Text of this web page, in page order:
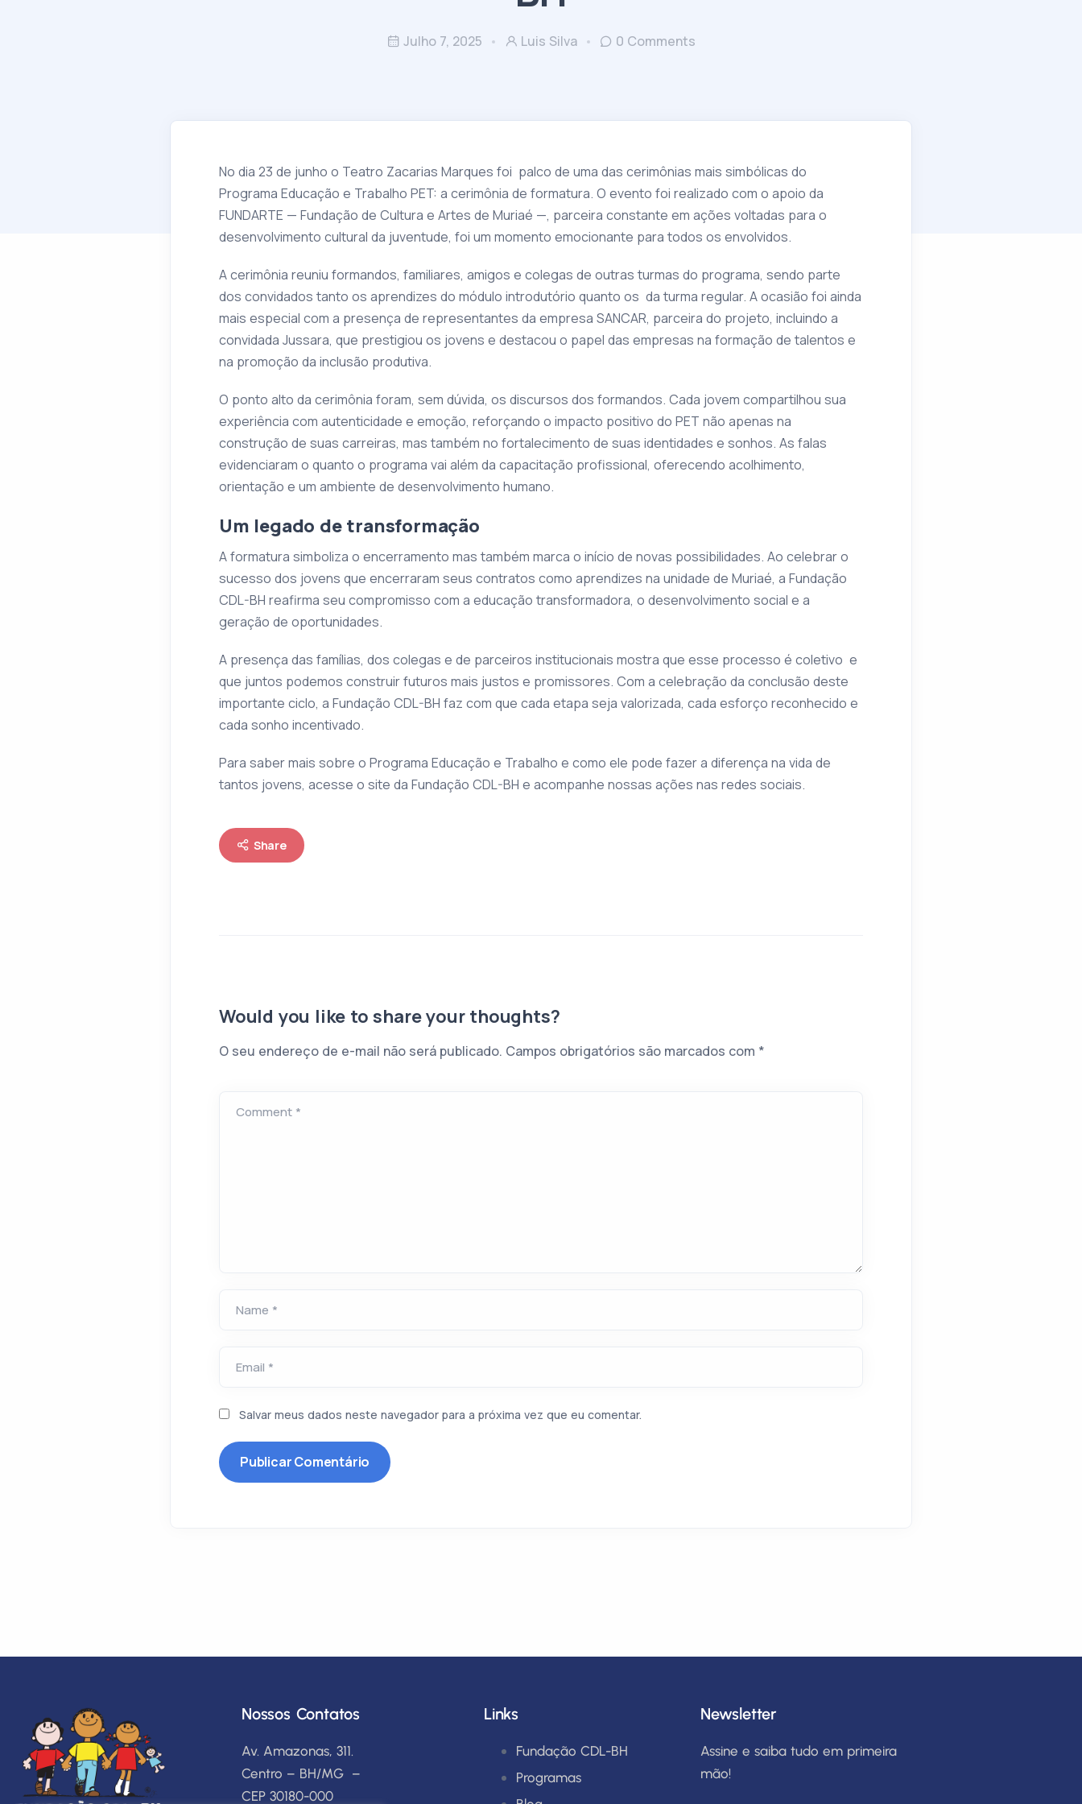
Julho 7, 2025 Luis Silva 0 Comments
No dia 23 de junho o Teatro Zacarias Marques foi palco de uma das cerimônias mais simbólicas do
Programa Educação e Trabalho PET: a cerimônia de formatura. O evento foi realizado com o apoio da
FUNDARTE — Fundação de Cultura e Artes de Muriaé —, parceira constante em ações voltadas para o
desenvolvimento cultural da juventude, foi um momento emocionante para todos os envolvidos.
A cerimônia reuniu formandos, familiares, amigos e colegas de outras turmas do programa, sendo parte
dos convidados tanto os aprendizes do módulo introdutório quanto os da turma regular. A ocasião foi ainda
mais especial com a presença de representantes da empresa SANCAR, parceira do projeto, incluindo a
convidada Jussara, que prestigiou os jovens e destacou o papel das empresas na formação de talentos e
na promoção da inclusão produtiva.
O ponto alto da cerimônia foram, sem dúvida, os discursos dos formandos. Cada jovem compartilhou sua
experiência com autenticidade e emoção, reforçando o impacto positivo do PET não apenas na
construção de suas carreiras, mas também no fortalecimento de suas identidades e sonhos. As falas
evidenciaram o quanto o programa vai além da capacitação profissional, oferecendo acolhimento,
orientação e um ambiente de desenvolvimento humano.
Um legado de transformação
A formatura simboliza o encerramento mas também marca o início de novas possibilidades. Ao celebrar o
sucesso dos jovens que encerraram seus contratos como aprendizes na unidade de Muriaé, a Fundação
CDL-BH reafirma seu compromisso com a educação transformadora, o desenvolvimento social e a
geração de oportunidades.
A presença das famílias, dos colegas e de parceiros institucionais mostra que esse processo é coletivo e
que juntos podemos construir futuros mais justos e promissores. Com a celebração da conclusão deste
importante ciclo, a Fundação CDL-BH faz com que cada etapa seja valorizada, cada esforço reconhecido e
cada sonho incentivado.
Para saber mais sobre o Programa Educação e Trabalho e como ele pode fazer a diferença na vida de
tantos jovens, acesse o site da Fundação CDL-BH e acompanhe nossas ações nas redes sociais.
Share
Would you like to share your thoughts?
O seu endereço de e-mail não será publicado. Campos obrigatórios são marcados com *
Comment *
Name *
Email *
Salvar meus dados neste navegador para a próxima vez que eu comentar.
Nossos Contatos
Av. Amazonas, 311.
Centro – BH/MG –
CEP 30180-000
Links
Fundação CDL-BH
Programas
Newsletter
Assine e saiba tudo em primeira
mão!